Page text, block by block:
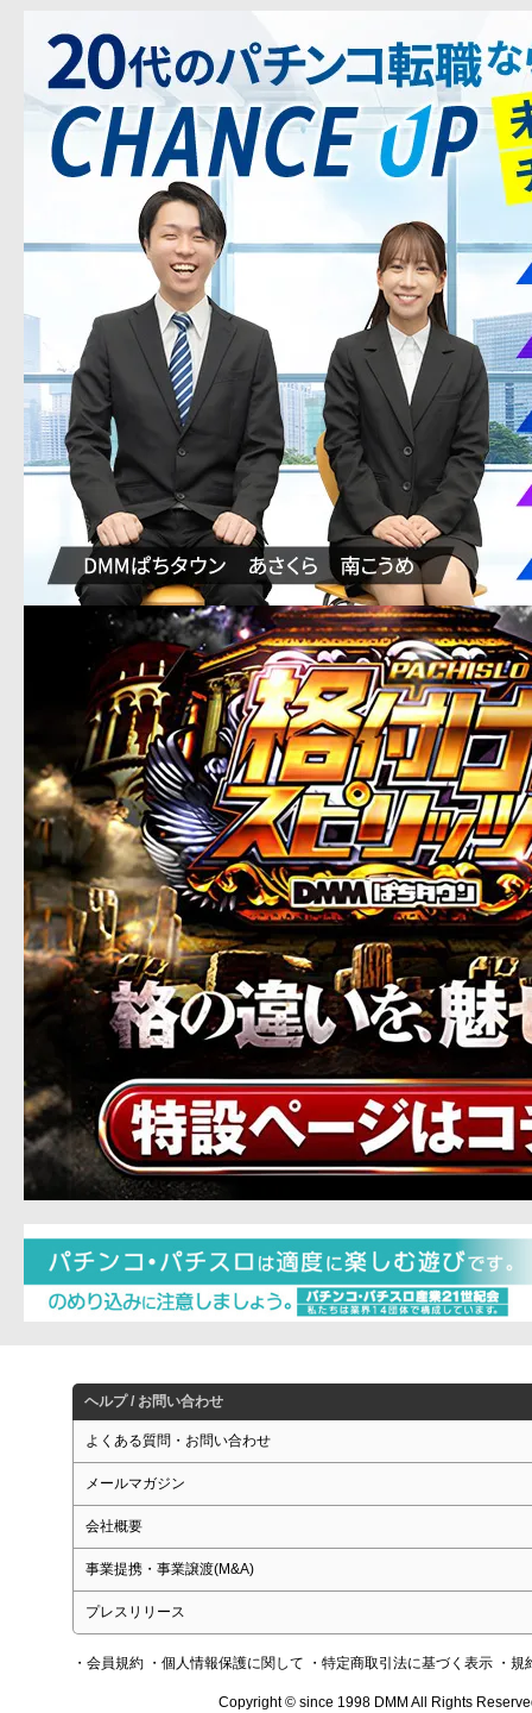
ヘルプ / お問い合わせ
よくある質問・お問い合わせ
メールマガジン
会社概要
事業提携・事業譲渡(M&A)
プレスリリース
・会員規約 ・個人情報保護に関して ・特定商取引法に基づく表示 ・規
Copyright © since 1998 DMM All Rights